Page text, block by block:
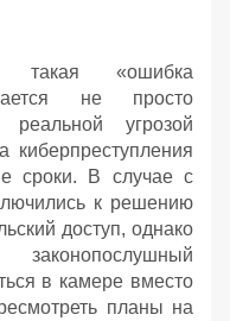
такая «ошибка
не просто
угрозой
киберпреступления
сроки. В случае с
к решению
доступ, однако
в камере вместо
планы на